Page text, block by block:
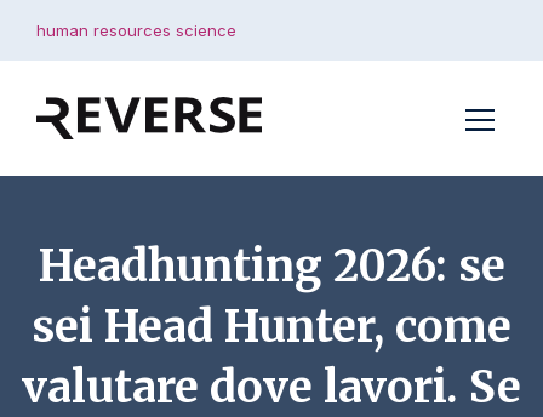
human resources science
Headhunting 2026: se
sei Head Hunter, come
valutare dove lavori. Se